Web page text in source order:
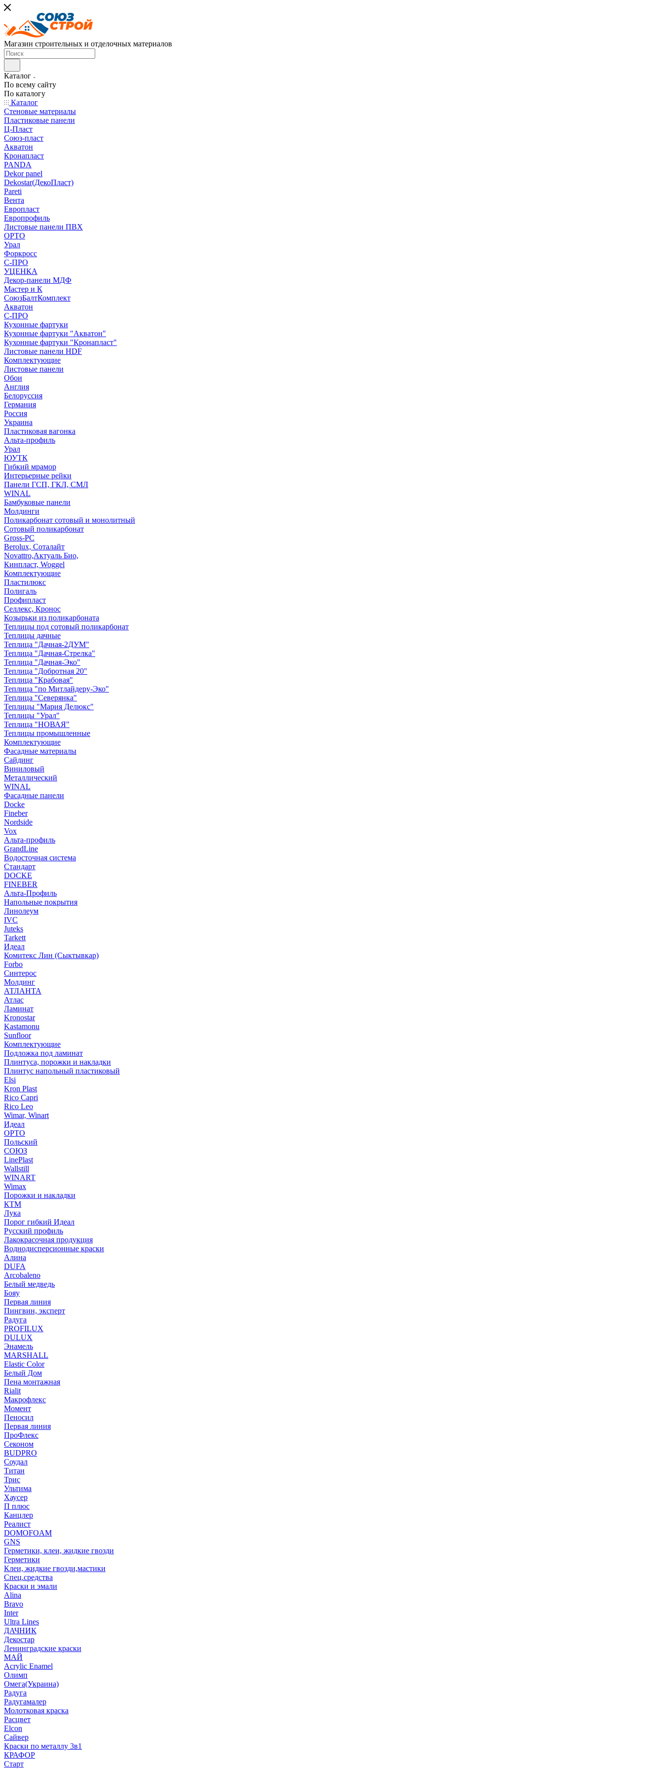
Магазин строительных и отделочных материалов
Каталог
По всему сайту
По каталогу
Каталог
Стеновые материалы
Пластиковые панели
Ц-Пласт
Союз-пласт
Акватон
Кронапласт
PANDA
Dekor panel
Dekostar(ДекоПласт)
Pareti
Вента
Европласт
Европрофиль
Листовые панели ПВХ
ОРТО
Урал
Форкросс
С-ПРО
УЦЕНКА
Декор-панели МДФ
Мастер и К
СоюзБалтКомплект
Акватон
С-ПРО
Кухонные фартуки
Кухонные фартуки "Акватон"
Кухонные фартуки "Кронапласт"
Листовые панели HDF
Комплектующие
Листовые панели
Обои
Англия
Белоруссия
Германия
Россия
Украина
Пластиковая вагонка
Альта-профиль
Урал
ЮУТК
Гибкий мрамор
Интерьерные рейки
Панели ГСП, ГКЛ, СМЛ
WINAL
Бамбуковые панели
Молдинги
Поликарбонат сотовый и монолитный
Сотовый поликарбонат
Gross-PC
Berolux, Соталайт
Novattro,Актуаль Био,
Кинпласт, Woggel
Комплектующие
Пластилюкс
Полигаль
Профипласт
Селлекс, Кронос
Козырьки из поликарбоната
Теплицы под сотовый поликарбонат
Теплицы дачные
Теплица "Дачная-2ДУМ"
Теплица "Дачная-Стрелка"
Теплица "Дачная-Эко"
Теплица "Добротная 20"
Теплица "Крабовая"
Теплица "по Митлайдеру-Эко"
Теплица "Северянка"
Теплицы "Мария Делюкс"
Теплицы "Урал"
Теплица "НОВАЯ"
Теплицы промышленные
Комплектующие
Фасадные материалы
Сайдинг
Виниловый
Металлический
WINAL
Фасадные панели
Docke
Fineber
Nordside
Vox
Альта-профиль
GrandLine
Водосточная система
Стандарт
DOCKE
FINEBER
Альта-Профиль
Напольные покрытия
Линолеум
IVC
Juteks
Tarkett
Идеал
Комитекс Лин (Сыктывкар)
Forbo
Синтерос
Молдинг
АТЛАНТА
Атлас
Ламинат
Kronostar
Kastamonu
Sunfloor
Комплектующие
Подложка под ламинат
Плинтуса, порожки и накладки
Плинтус напольный пластиковый
Elsi
Kron Plast
Rico Capri
Rico Leo
Wimar, Winart
Идеал
ОРТО
Польский
СОЮЗ
LinePlast
Wallstill
WINART
Wimax
Порожки и накладки
КТМ
Лука
Порог гибкий Идеал
Русский профиль
Лакокрасочная продукция
Воднодисперсионные краски
Алина
DUFA
Arcobaleno
Белый медведь
Бояу
Первая линия
Пингвин, эксперт
Радуга
PROFILUX
DULUX
Энамель
MARSHALL
Elastic Color
Белый Дом
Пена монтажная
Rialit
Макрофлекс
Момент
Пеносил
Первая линия
ПроФлекс
Секоном
BUDPRO
Соудал
Титан
Трис
Ультима
Хаусер
П плюс
Канцлер
Реалист
DOMOFOAM
GNS
Герметики, клеи, жидкие гвозди
Герметики
Клеи, жидкие гвозди,мастики
Спец.средства
Краски и эмали
Alina
Bravo
Inter
Ultra Lines
ДАЧНИК
Декостар
Ленинградские краски
МАЙ
Acrylic Enamel
Олимп
Омега(Украина)
Радуга
Радугамалер
Молотковая краска
Расцвет
Elcon
Сайвер
Краски по металлу 3в1
КРАФОР
Старт